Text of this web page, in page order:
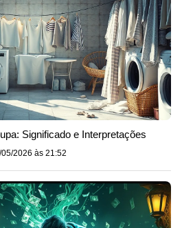
Significado e Interpretações
05/2026 às 21:52